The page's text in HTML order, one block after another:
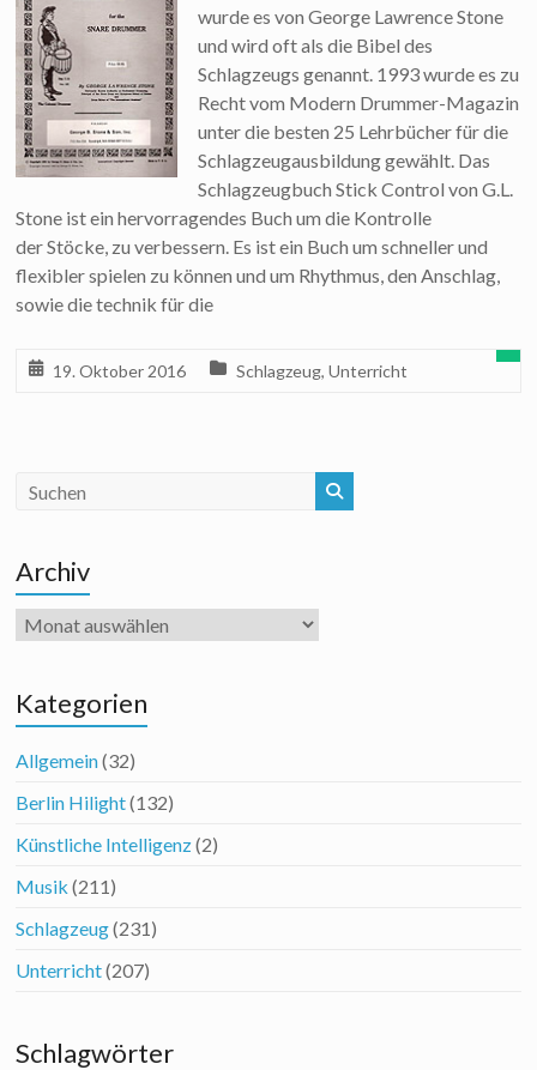
wurde es von George Lawrence Stone
und wird oft als die Bibel des
Schlagzeugs genannt. 1993 wurde es zu
Recht vom Modern Drummer-Magazin
unter die besten 25 Lehrbücher für die
Schlagzeugausbildung gewählt. Das
Schlagzeugbuch Stick Control von G.L.
Stone ist ein hervorragendes Buch um die Kontrolle
der Stöcke, zu verbessern. Es ist ein Buch um schneller und
flexibler spielen zu können und um Rhythmus, den Anschlag,
sowie die technik für die
19. Oktober 2016 Schlagzeug,Unterricht
Archiv
Archiv
Kategorien
Allgemein(32)
Berlin Hilight(132)
Künstliche Intelligenz(2)
Musik (211)
Schlagzeug(231)
Unterricht(207)
Schlagwörter